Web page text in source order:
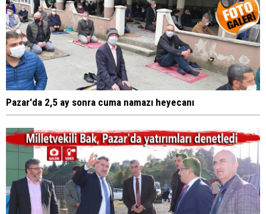
Pazar'da 2,5 ay sonra cuma namazı heyecanı